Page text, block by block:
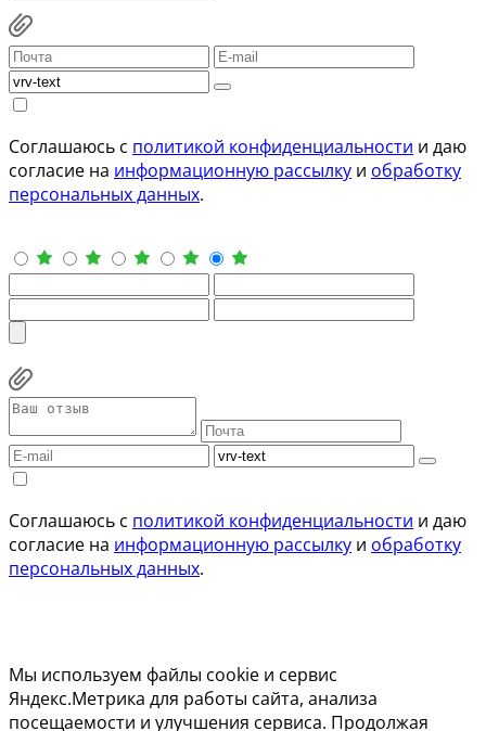
Соглашаюсь с политикой конфиденциальности и даю
согласие на информационную рассылку и обработку
персональных данных.
Соглашаюсь с политикой конфиденциальности и даю
согласие на информационную рассылку и обработку
персональных данных.
Мы используем файлы cookie и сервис
Яндекс.Метрика для работы сайта, анализа
посещаемости и улучшения сервиса. Продолжая